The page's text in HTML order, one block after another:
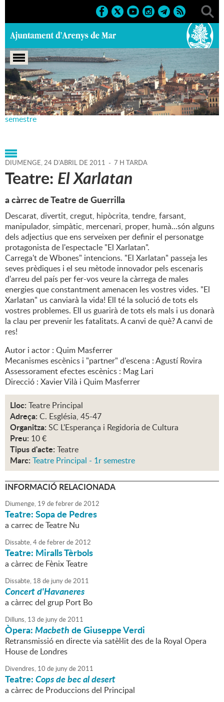
Portada > Agenda > 24-04-
2011 > Marcs > Culturals > 2011 > Teatre Principal - 1r
semestre
DIUMENGE,24 D'ABRIL DE 2011 - 7 H TARDA
Teatre: El Xarlatan
a càrrec de Teatre de Guerrilla
Descarat, divertit, cregut, hipòcrita, tendre, farsant,
manipulador, simpàtic, mercenari, proper, humà...són alguns
dels adjectius que ens serveixen per definir el personatge
protagonista de l'espectacle "El Xarlatan".
Carrega't de Wbones" intencions. "El Xarlatan" passeja les
seves prèdiques i el seu mètode innovador pels escenaris
d'arreu del país per fer-vos veure la càrrega de males
energies que constantment amenacen les vostres vides. "El
Xarlatan" us canviarà la vida! Ell té la solució de tots els
vostres problemes. Ell us guarirà de tots els mals i us donarà
la clau per prevenir les fatalitats. A canvi de què? A canvi de
res!
Autor i actor : Quim Masferrer
Mecanismes escènics i "partner" d'escena : Agustí Rovira
Assessorament efectes escènics : Mag Lari
Direcció : Xavier Vilà i Quim Masferrer
Lloc: Teatre Principal
Adreça: C. Església, 45-47
Organitza: SC L'Esperança i Regidoria de Cultura
Preu: 10 €
Tipus d'acte: Teatre
Marc: Teatre Principal - 1r semestre
INFORMACIÓ RELACIONADA
Diumenge, 19 defebrerde2012
Teatre: Sopa de Pedres
a carrec de Teatre Nu
Dissabte,4defebrerde2012
Teatre: Miralls Tèrbols
a càrrec de Fènix Teatre
Dissabte, 18 de junyde2011
Concert d'Havaneres
a càrrec del grup Port Bo
Dilluns, 13 de junyde2011
Òpera:Macbethde Giuseppe Verdi
Retransmissió en directe via satèl·lit des de la Royal Opera
House de Londres
Divendres, 10 de junyde2011
Teatre:Cops de bec al desert
a càrrec de Produccions del Principal